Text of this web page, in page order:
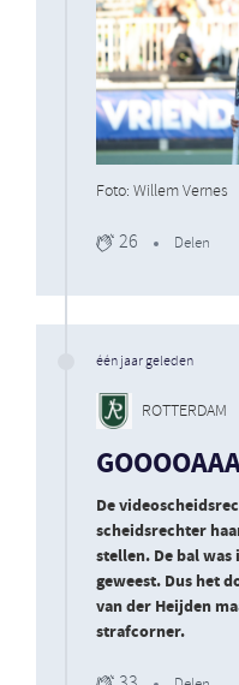
Foto: Willem Vernes
26 Delen
één jaar geleden
ROTTERDAM
De
scheidsrechter
stellen. De bal
geweest. Dus het
van der Heijden
strafcorner.